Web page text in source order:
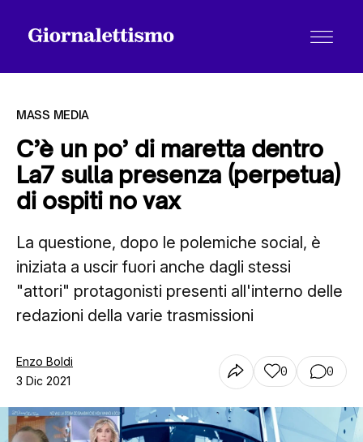
Tutti gli articoli
Chi siamo
Contatti
MASS MEDIA
C’è un po’ di maretta dentro
La7 sulla presenza (perpetua)
di ospiti no vax
La questione, dopo le polemiche social, è
iniziata a uscir fuori anche dagli stessi
"attori" protagonisti presenti all'interno delle
redazioni della varie trasmissioni
Enzo Boldi
3 Dic 2021
0 0